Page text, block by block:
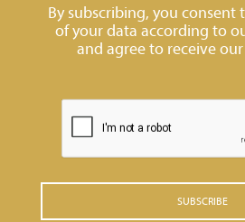
By subscribing, you consent
of your data according to
and agree to receive
SUBSCRIBE